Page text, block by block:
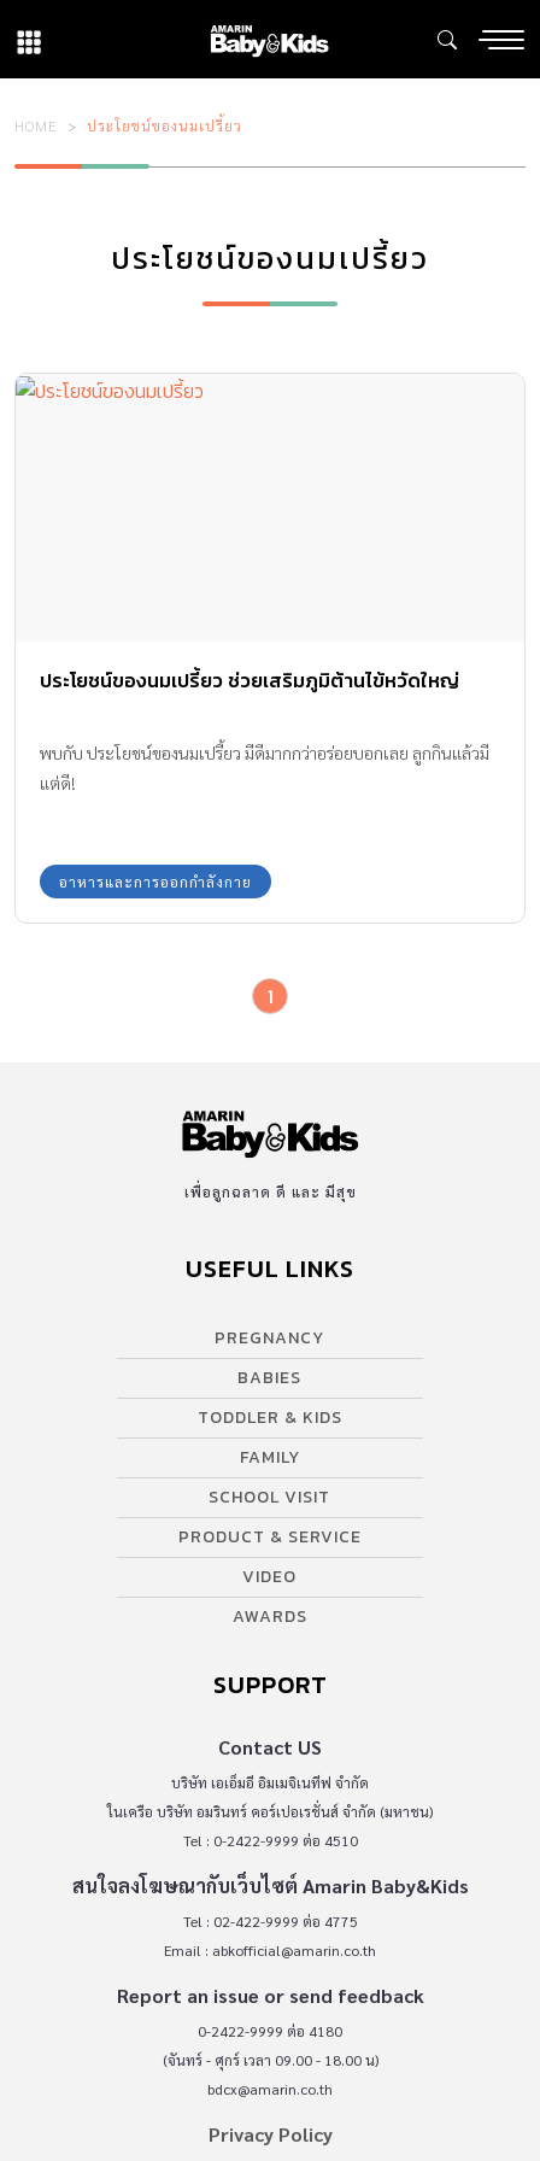
HOME ประโยชน์ของนมเปรี้ยว
ประโยชน์ของนมเปรี้ยว
ประโยชน์ของนมเปรี้ยว ช่วยเสริมภูมิต้านไข้หวัดใหญ่
พบกับ ประโยชน์ของนมเปรี้ยว มีดีมากกว่าอร่อยบอกเลย ลูกกินแล้วมี
แต่ดี!
อาหารและการออกกำลังกาย
1
เพื่อลูกฉลาด ดี และ มีสุข
USEFUL LINKS
PREGNANCY
BABIES
TODDLER & KIDS
FAMILY
SCHOOL VISIT
PRODUCT & SERVICE
VIDEO
AWARDS
SUPPORT
Contact US
บริษัท เอเอ็มอี อิมเมจิเนทีฟ จำกัด
ในเครือ บริษัท อมรินทร์ คอร์เปอเรชั่นส์ จำกัด (มหาชน)
Tel : 0-2422-9999 ต่อ 4510
สนใจลงโฆษณากับเว็บไซต์ Amarin Baby&Kids
Tel : 02-422-9999 ต่อ 4775
Email : abkofficial@amarin.co.th
Report an issue or send feedback
0-2422-9999 ต่อ 4180
(จันทร์ - ศุกร์ เวลา 09.00 - 18.00 น)
bdcx@amarin.co.th
Privacy Policy